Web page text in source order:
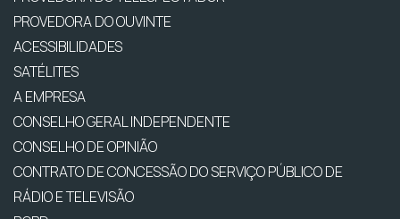
PROVEDORA DO OUVINTE
ACESSIBILIDADES
SATÉLITES
A EMPRESA
CONSELHO GERAL INDEPENDENTE
CONSELHO DE OPINIÃO
CONTRATO DE CONCESSÃO DO SERVIÇO PÚBLICO DE
RÁDIO E TELEVISÃO